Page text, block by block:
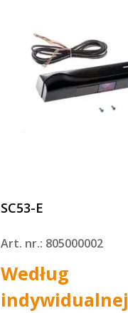
SC53-E
Art. nr.: 805000002
Według
indywidualnej